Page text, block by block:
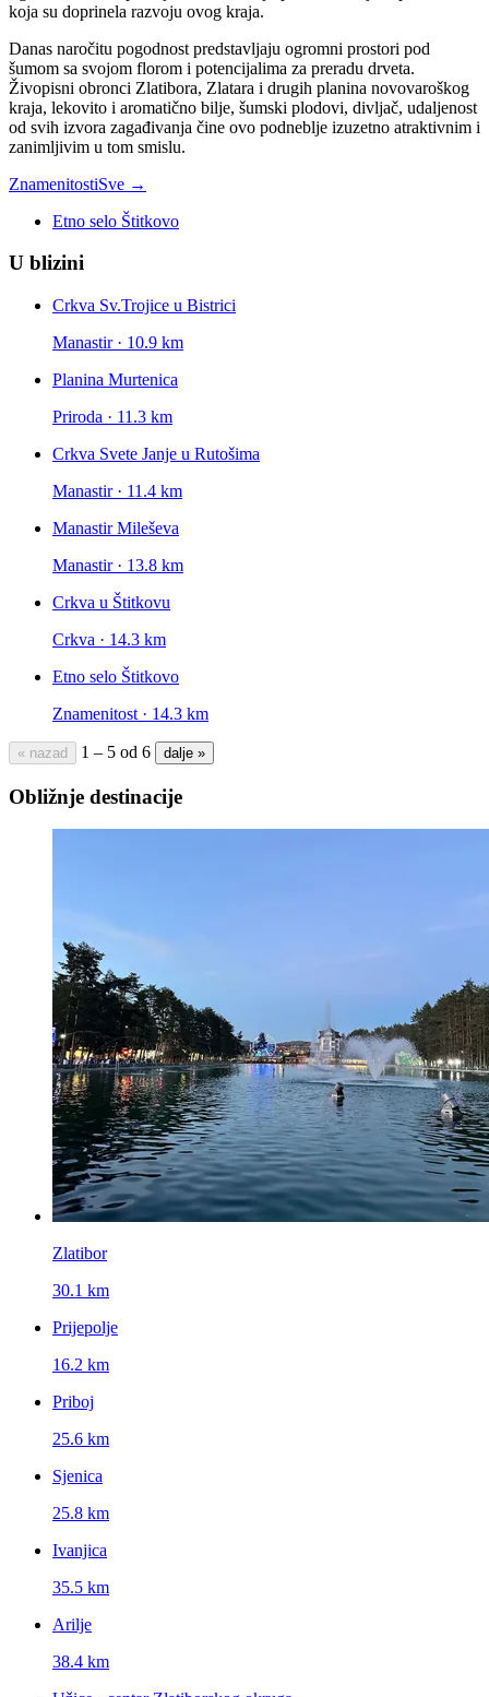
koja su doprinela razvoju ovog kraja.
Danas naročitu pogodnost predstavljaju ogromni prostori pod
šumom sa svojom florom i potencijalima za preradu drveta.
Živopisni obronci Zlatibora, Zlatara i drugih planina novovaroškog
kraja, lekovito i aromatično bilje, šumski plodovi, divljač, udaljenost
od svih izvora zagađivanja čine ovo podneblje izuzetno atraktivnim i
zanimljivim u tom smislu.
ZnamenitostiSve →
Etno selo Štitkovo
U blizini
Crkva Sv.Trojice u Bistrici
Manastir · 10.9 km
Planina Murtenica
Priroda · 11.3 km
Crkva Svete Janje u Rutošima
Manastir · 11.4 km
Manastir Mileševa
Manastir · 13.8 km
Crkva u Štitkovu
Crkva · 14.3 km
Etno selo Štitkovo
Znamenitost · 14.3 km
« nazad 1 – 5 od 6 dalje »
Obližnje destinacije
Zlatibor
30.1 km
Prijepolje
16.2 km
Priboj
25.6 km
Sjenica
25.8 km
Ivanjica
35.5 km
Arilje
38.4 km